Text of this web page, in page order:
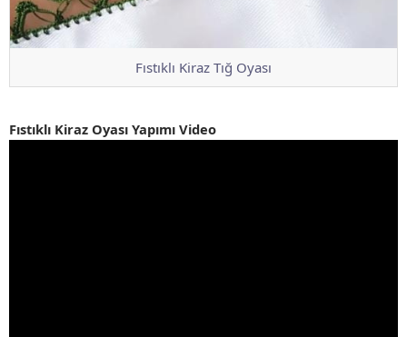
Fıstıklı Kiraz Tığ Oyası
Fıstıklı Kiraz Oyası Yapımı Video